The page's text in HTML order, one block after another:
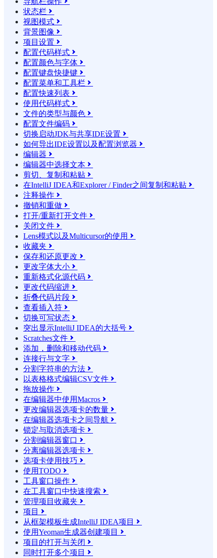
状态栏 
视图模式 
背景图像 
项目设置 
配置代码样式 
配置颜色与字体 
配置键盘快捷键 
配置菜单和工具栏 
配置快速列表 
使用代码样式 
文件的类型与颜色 
配置文件编码 
切换启动JDK与共享IDE设置 
如何导出IDE设置以及配置浏览器 
编辑器 
编辑器中选择文本 
剪切、复制和粘贴 
在IntelliJ IDEA和Explorer / Finder之间复制和粘贴 
注释操作 
撤销和重做 
打开/重新打开文件 
关闭文件 
Lens模式以及Multicursor的使用 
收藏夹 
保存和还原更改 
更改字体大小 
重新格式化源代码 
更改代码缩进 
折叠代码片段 
查看插入符 
切换可写状态 
突出显示IntelliJ IDEA的大括号 
Scratches文件 
添加，删除和移动代码 
连接行与文字 
分割字符串的方法 
以表格格式编辑CSV文件 
拖放操作 
在编辑器中使用Macros 
更改编辑器选项卡的数量 
在编辑器选项卡之间导航 
锁定与取消选项卡 
分割编辑器窗口 
分离编辑器选项卡 
选项卡使用技巧 
使用TODO 
工具窗口操作 
在工具窗口中快速搜索 
管理项目收藏夹 
项目 
从框架模板生成IntelliJ IDEA项目 
使用Yeoman生成器创建项目 
项目的打开与关闭 
同时打开多个项目 